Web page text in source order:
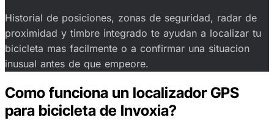
Historial de posiciones, zonas de seguridad, radar de
proximidad y timbre integrado te ayudan a localizar tu
bicicleta mas facilmente o a confirmar una situacion
inusual antes de que empeore.
Como funciona un localizador GPS
para bicicleta de Invoxia?